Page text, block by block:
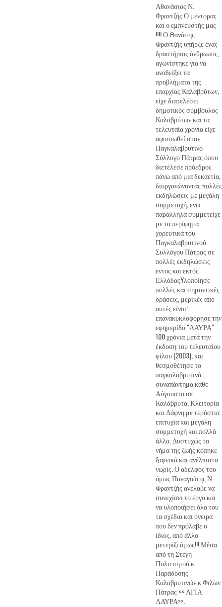
Αθανάσιος Ν.
Φραντζής Ο μέντορας
και ο εμπνευστής μας
!!!! Ο Θανάσης
Φραντζής υπήρξε ένας
δραστήριος άνθρωπος,
αγωνίστηκε για να
αναδείξει τα
προβλήματα της
επαρχίας Καλαβρύτων,
είχε διατελέσει
δημοτικός σύμβουλος
Καλαβρύτων και τα
τελευταία χρόνια είχε
αφοσιωθεί στον
Παγκαλαβρυτινό
Σύλλογο Πάτρας όπου
διετέλεσε πρόεδρος
πάνω από μια δεκαετία,
διοργανώνοντας πολλές
εκδηλώσεις με μεγάλη
συμμετοχή, ενω
παράλληλα συμμετείχε
με τα περίφημα
χορευτικά του
Παγκαλαβρυτινού
Συλλόγου Πάτρας σε
πολλές εκδηλώσεις
εντος και εκτός
ΕλλάδαςYλοποίησε
πολλές και σημαντικές
δράσεις, μερικές από
αυτές είναι:
επανακυκλοφόρησε την
εφημερίδα "ΛΑΥΡΑ"
100 χρόνια μετά την
έκδοση του τελευταίου
φίλου (2003), και
θεσμοθέτησε το
παγκαλαβρυτινό
συναπάντημα κάθε
Αύγουστο σε
Καλάβρυτα, Κλειτορία
και Δάφνη με τεράστια
επιτυχία και μεγάλη
συμμετοχή και πολλά
άλλα. Δυστυχώς το
νήμα της ζωής κόπηκε
ξαφνικά και ανέλπιστα
νωρίς. Ο αδελφός του
όμως Παναγιώτης Ν.
Φραντζής ανέλαβε να
συνεχίσει το έργο και
να υλοποιήσει όλα του
τα σχέδια και όνειρα
που δεν πρόλαβε ο
ίδιος, από άλλο
μετερίζι όμως!!! Μέσα
από τη Στέγη
Πολιτισμού κ
Παράδοσης
Καλαβρυτινών κ Φιλων
Πάτρας << ΑΓΙΑ
ΛΑΥΡΑ>>.